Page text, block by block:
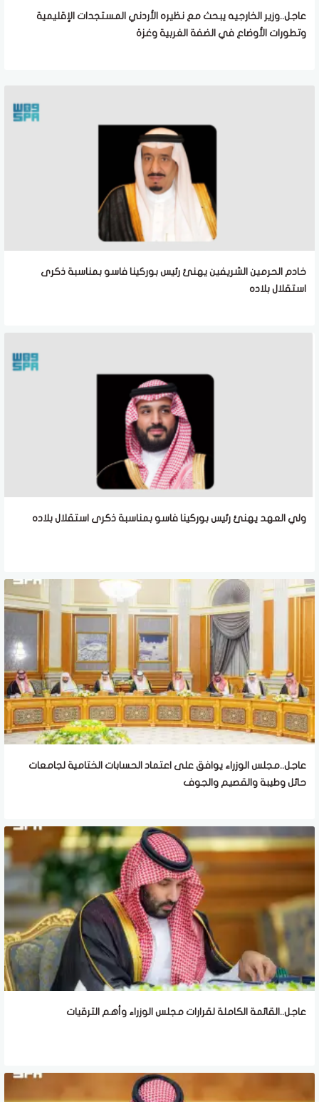
عاجل..وزير الخارجيه يبحث مع نظيره الأردني المستجدات الإقليمية
وتطورات الأوضاع في الضفة الغربية وغزة
خادم الحرمين الشريفين يهنئ رئيس بوركينا فاسو بمناسبة ذكرى
استقلال بلاده
ولي العهد يهنئ رئيس بوركينا فاسو بمناسبة ذكرى استقلال بلاده
عاجل..مجلس الوزراء يوافق على اعتماد الحسابات الختامية لجامعات
حائل وطيبة والقصيم والجوف
عاجل..القائمة الكاملة لقرارات مجلس الوزراء وأهم الترقيات